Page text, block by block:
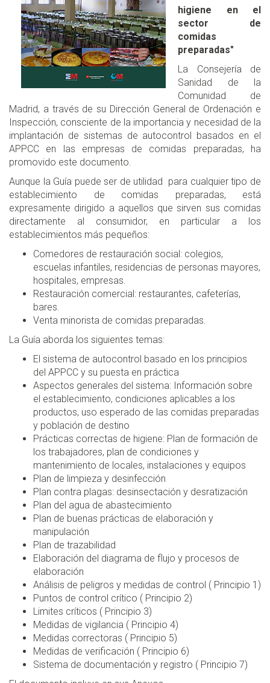
higiene en el
sector de
comidas
preparadas"
La Consejería de
Sanidad de la
Comunidad de
Madrid, a través de su Dirección General de Ordenación e
Inspección, consciente de la importancia y necesidad de la
implantación de sistemas de autocontrol basados en el
APPCC en las empresas de comidas preparadas, ha
promovido este documento.
Aunque la Guía puede ser de utilidad para cualquier tipo de
establecimiento de comidas preparadas, está
expresamente dirigido a aquellos que sirven sus comidas
directamente al consumidor, en particular a los
establecimientos más pequeños:
Comedores de restauración social: colegios,
escuelas infantiles, residencias de personas mayores,
hospitales, empresas.
Restauración comercial: restaurantes, cafeterías,
bares.
Venta minorista de comidas preparadas.
La Guía aborda los siguientes temas:
El sistema de autocontrol basado en los principios
del APPCC y su puesta en práctica
Aspectos generales del sistema: Información sobre
el establecimiento, condiciones aplicables a los
productos, uso esperado de las comidas preparadas
y población de destino
Prácticas correctas de higiene: Plan de formación de
los trabajadores, plan de condiciones y
mantenimiento de locales, instalaciones y equipos
Plan de limpieza y desinfección
Plan contra plagas: desinsectación y desratización
Plan del agua de abastecimiento
Plan de buenas prácticas de elaboración y
manipulación
Plan de trazabilidad
Elaboración del diagrama de flujo y procesos de
elaboración
Análisis de peligros y medidas de control ( Principio 1)
Puntos de control crítico ( Principio 2)
Limites críticos ( Principio 3)
Medidas de vigilancia ( Principio 4)
Medidas correctoras ( Principio 5)
Medidas de verificación ( Principio 6)
Sistema de documentación y registro ( Principio 7)